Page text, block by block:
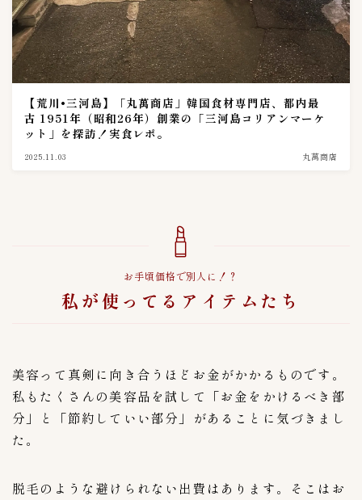
李朝園 0
産地 64
インドネシア 1
ベトナム 2
中国 3
国産
ごぼうキムチ
れんこんキムチ 1
イイダコキムチ 1
イカキムチ 2
コトルペギキムチ 1
【荒川•三河島】「丸萬商店」韓国食材専門店、都内最
古 1951年（昭和26年）創業の「三河島コリアンマーケ
ット」を探訪！実食レポ。
2025.11.03 丸萬商店
お手頃価格で別人に！？
私が使ってるアイテムたち
美容って真剣に向き合うほどお金がかかるものです。
私もたくさんの美容品を試して「お金をかけるべき部
分」と「節約していい部分」があることに気づきまし
た。
脱毛のような避けられない出費はあります。そこはお